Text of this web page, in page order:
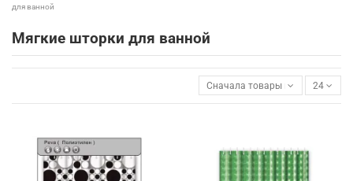
для ванной
Мягкие шторки для ванной
Сначала товары в наличии
24